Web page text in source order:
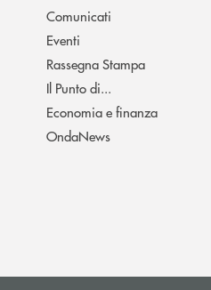
Comunicati
Eventi
Rassegna Stampa
Il Punto di...
Economia e finanza
OndaNews